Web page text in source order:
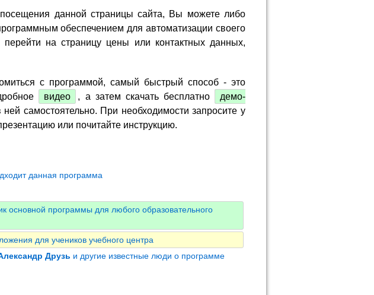
данной страницы сайта, Вы можете либо
обеспечением для автоматизации своего
на страницу цены или контактных данных,
с программой, самый быстрый способ - это
видео , а затем скачать бесплатно
демо-
ней самостоятельно. При необходимости запросите у
или почитайте инструкцию.
данная программа
основной программы для любого образовательного
для учеников учебного центра
Друзь и другие известные люди о программе